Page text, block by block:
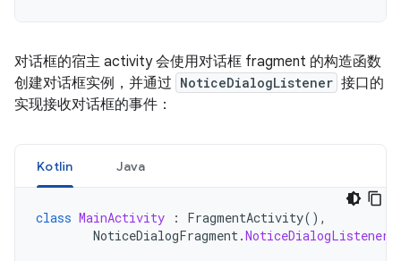
对话框的宿主 activity 会使用对话框 fragment 的构造函数
创建对话框实例，并通过 NoticeDialogListener 接口的
实现接收对话框的事件：
Kotlin Java
class MainActivity : FragmentActivity(),
NoticeDialogFragment .NoticeDialogListener